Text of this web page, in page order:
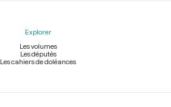
Explorer
Les volumes
Les députés
Les cahiers de doléances